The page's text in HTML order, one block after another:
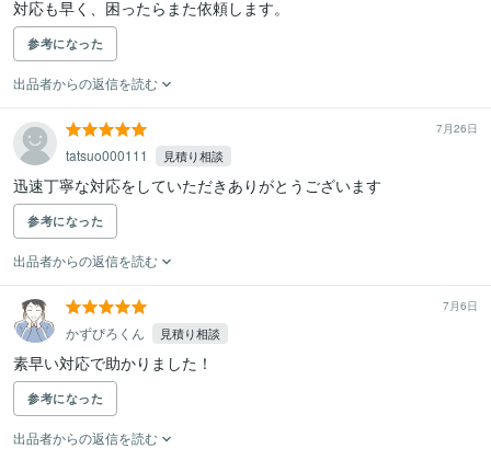
対応も早く、困ったらまた依頼します。
参考になった
出品者からの返信を読む
7月26日
tatsuo000111 見積り相談
迅速丁寧な対応をしていただきありがとうございます
参考になった
出品者からの返信を読む
7月6日
かずぴろくん 見積り相談
素早い対応で助かりました！
参考になった
出品者からの返信を読む